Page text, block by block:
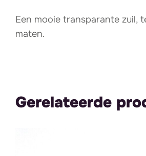
Een mooie transparante zuil,
maten.
Gerelateerde